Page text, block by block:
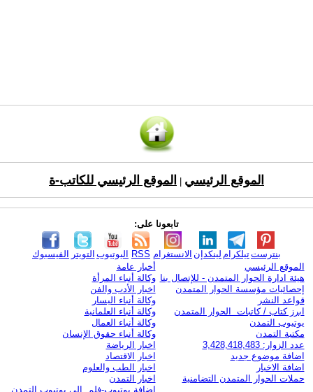
الموقع الرئيسي الموقع الرئيسي للكاتب-ة
تابعونا على:
الفيسبوك التويتر اليوتيوب RSS الانستغرام لينكدإن تيلكرامبنترست
الموقع الرئيسي
هيئة ادارة الحوار المتمدن - للإتصال بنا
إحصائيات مؤسسة الحوار المتمدن
قواعد النشر
ابرز كتاب / كاتبات الحوار المتمدن
يوتيوب التمدن
مكتبة التمدن
عدد الزوار: 3,428,418,483
اضافة موضوع جديد
اضافة الاخبار
حملات الحوار المتمدن التضامنية
أخبار عامة
وكالة أنباء المرأة
اخبار الأدب والفن
وكالة أنباء اليسار
وكالة أنباء العلمانية
وكالة أنباء العمال
وكالة أنباء حقوق الإنسان
اخبار الرياضة
اخبار الاقتصاد
اخبار الطب والعلوم
اخبار التمدن
إضافة يوتيوب-فلم إلى يوتيوب التمدن